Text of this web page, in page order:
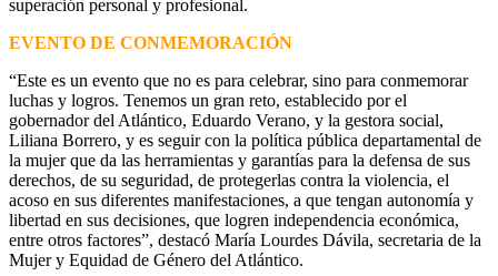
superación personal y profesional.
EVENTO DE CONMEMORACIÓN
“Este es un evento que no es para celebrar, sino para conmemorar
luchas y logros. Tenemos un gran reto, establecido por el
gobernador del Atlántico, Eduardo Verano, y la gestora social,
Liliana Borrero, y es seguir con la política pública departamental de
la mujer que da las herramientas y garantías para la defensa de sus
derechos, de su seguridad, de protegerlas contra la violencia, el
acoso en sus diferentes manifestaciones, a que tengan autonomía y
libertad en sus decisiones, que logren independencia económica,
entre otros factores”, destacó María Lourdes Dávila, secretaria de la
Mujer y Equidad de Género del Atlántico.